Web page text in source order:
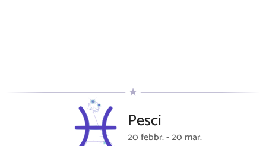
Pesci
20 febbr. - 20 mar.